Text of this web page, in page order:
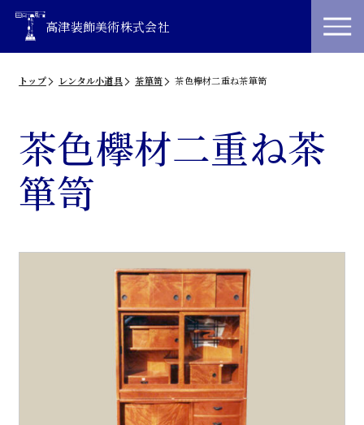
高津装飾美術株式会社
トップ レンタル小道具 茶箪笥 茶色欅材二重ね茶箪笥
茶色欅材二重ね茶
箪笥